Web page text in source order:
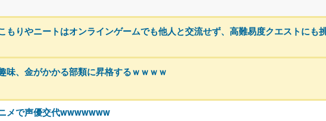
もりやニートはオンラインゲームでも他人と交流せず、高難易度クエストにも
味、金がかかる部類に昇格するｗｗｗｗ
メで声優交代wwwwwww